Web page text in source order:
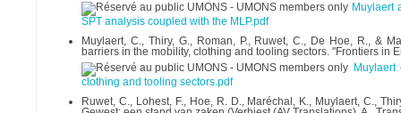
Muylaert
SPT analysis coupled with the MLP.pdf
Muylaert, C., Thiry, G., Roman, P., Ruwet, C., De Hoe, R., &
barriers in the mobility, clothing and tooling sectors. "Frontiers
clothing and tooling sectors.pdf
Ruwet, C., Lohest, F., Hoe, R. D., Maréchal, K., Muylaert, C.,